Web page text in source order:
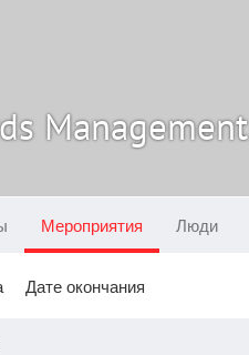
Management
Мероприятия Люди
Дате окончания